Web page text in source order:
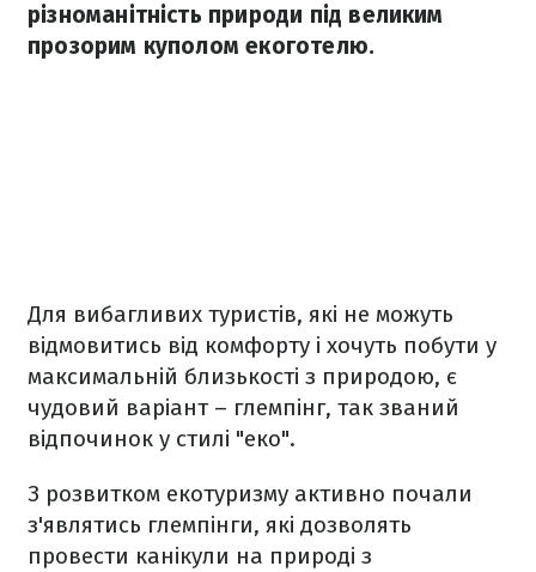
різноманітність природи під великим
прозорим куполом екоготелю.
Для вибагливих туристів, які не можуть
відмовитись від комфорту і хочуть побути у
максимальній близькості з природою, є
чудовий варіант – глемпінг, так званий
відпочинок у стилі "еко".
З розвитком екотуризму активно почали
з'являтись глемпінги, які дозволять
провести канікули на природі з